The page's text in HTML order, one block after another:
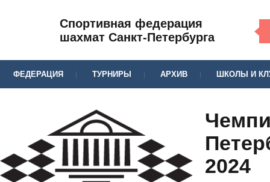
Спортивная федерация
шахмат Санкт-Петербурга
ФЕДЕРАЦИЯ ТУРНИРЫ АРХИВ ШКОЛЫ И
2024